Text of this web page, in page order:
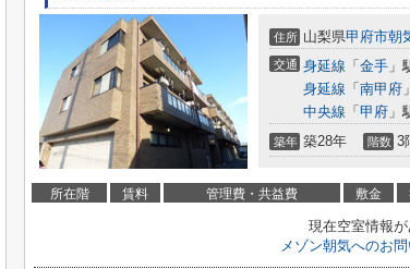
住所 山梨県甲府市朝
交通 身延線 「 金手 」
身延線 「 南甲府
中央線 「 甲府 」
築年 築28年 階数 3
所在階 賃料 管理費・共益費 敷金
現在空室情報が
メゾン朝気へのお